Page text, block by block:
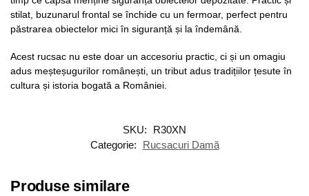
stilat, buzunarul frontal se închide cu un fermoar, perfect pentru
păstrarea obiectelor mici în siguranță și la îndemână.
Acest rucsac nu este doar un accesoriu practic, ci și un omagiu
adus meșteșugurilor românești, un tribut adus tradițiilor țesute în
cultura și istoria bogată a României.
SKU:
R30XN
Categorie:
Rucsacuri Damă
Produse similare